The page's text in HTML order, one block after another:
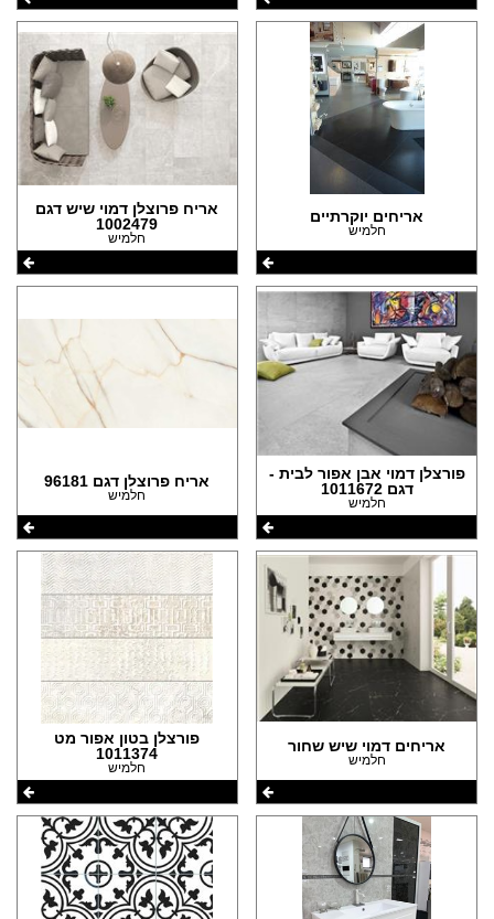
אריחים יוקרתיים
חלמיש
אריח פרוצלן דמוי שיש דגם
1002479
חלמיש
פורצלן דמוי אבן אפור לבית -
דגם 1011672
חלמיש
אריח פרוצלן דגם 96181
חלמיש
אריחים דמוי שיש שחור
חלמיש
פורצלן בטון אפור מט
1011374
חלמיש